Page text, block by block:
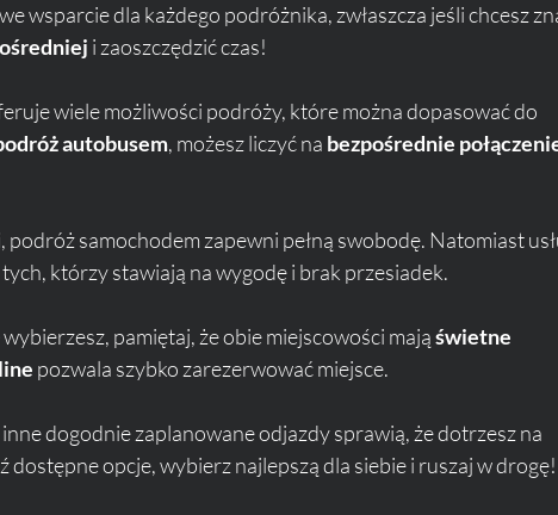
wsparcie dla każdego podróżnika, zwłaszcza jeśli chcesz
i zaoszczędzić czas!
wiele możliwości podróży, które można dopasować do
autobusem, możesz liczyć na bezpośrednie
podróż samochodem zapewni pełną swobodę. Natomiast
którzy stawiają na wygodę i brak przesiadek.
pamiętaj, że obie miejscowości mają świetne
pozwala szybko zarezerwować miejsce.
dogodnie zaplanowane odjazdy sprawią, że dotrzesz na
dostępne opcje, wybierz najlepszą dla siebie i ruszaj w drogę!